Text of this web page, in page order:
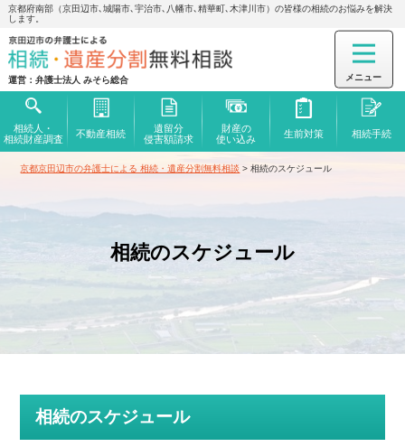
京都府南部（京田辺市､城陽市､宇治市､八幡市､精華町､木津川市）の皆様の相続のお悩みを解決
します。
運営：弁護士法人 みそら総合
相続人・
相続財産調査
不動産相続
遺留分
侵害額請求
財産の
使い込み
生前対策 相続手続
京都京田辺市の弁護士による 相続・遺産分割無料相談 >相続のスケジュール
相続のスケジュール
相続のスケジュール